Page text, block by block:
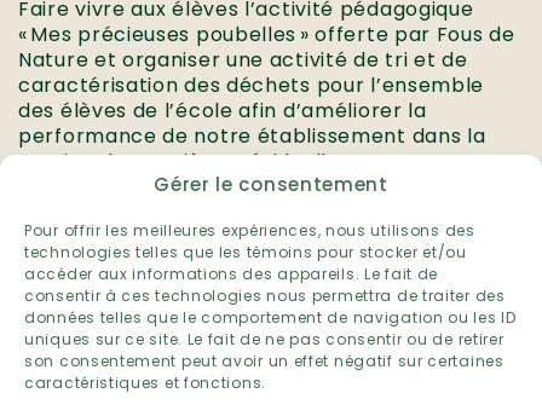
Gérer le consentement
Pour offrir les meilleures expériences, nous utilisons des
technologies telles que les témoins pour stocker et/ou
accéder aux informations des appareils. Le fait de
consentir à ces technologies nous permettra de traiter des
données telles que le comportement de navigation ou les ID
uniques sur ce site. Le fait de ne pas consentir ou de retirer
son consentement peut avoir un effet négatif sur certaines
caractéristiques et fonctions.
Faire vivre aux élèves l’activité pédagogique
« Mes précieuses poubelles » offerte par Fous de
Nature et organiser une activité de tri et de
caractérisation des déchets pour l’ensemble
des élèves de l’école afin d’améliorer la
performance de notre établissement dans la
gestion des matières résiduelles.
Établissement :
École de la Broquerie
Niveau :
Préscolaire et primaire
Primaire
Préscolaire
Ville :
Boucherville